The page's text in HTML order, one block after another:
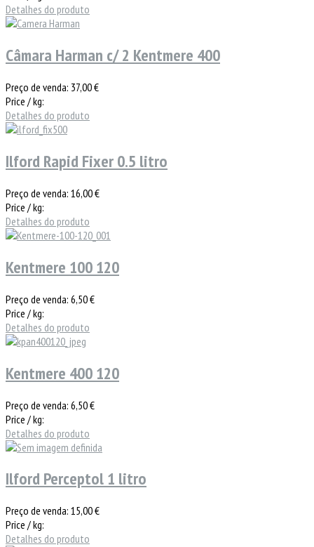
Detalhes do produto
Câmara Harman c/ 2 Kentmere 400
Preço de venda: 37,00 €
Price / kg:
Detalhes do produto
Ilford Rapid Fixer 0.5 litro
Preço de venda: 16,00 €
Price / kg:
Detalhes do produto
Kentmere 100 120
Preço de venda: 6,50 €
Price / kg:
Detalhes do produto
Kentmere 400 120
Preço de venda: 6,50 €
Price / kg:
Detalhes do produto
Ilford Perceptol 1 litro
Preço de venda: 15,00 €
Price / kg:
Detalhes do produto